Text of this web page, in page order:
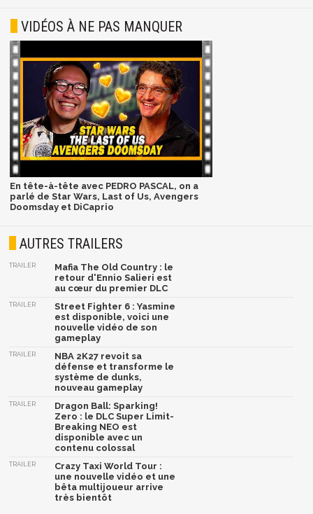
VIDÉOS À NE PAS MANQUER
En tête-à-tête avec PEDRO PASCAL, on a
parlé de Star Wars, Last of Us, Avengers
Doomsday et DiCaprio
AUTRES TRAILERS
TRAILER
Mafia The Old Country : le
retour d'Ennio Salieri est
au cœur du premier DLC
TRAILER
Street Fighter 6 : Yasmine
est disponible, voici une
nouvelle vidéo de son
gameplay
TRAILER
NBA 2K27 revoit sa
défense et transforme le
système de dunks,
nouveau gameplay
TRAILER
Dragon Ball: Sparking!
Zero : le DLC Super Limit-
Breaking NEO est
disponible avec un
contenu colossal
TRAILER
Crazy Taxi World Tour :
une nouvelle vidéo et une
bêta multijoueur arrive
très bientôt